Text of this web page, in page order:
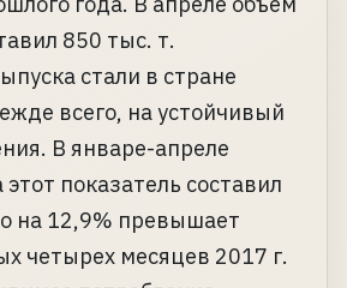
850 тыс. т.
стали в стране
всего, на устойчивый
В январе-апреле
показатель составил
на 12,9% превышает
четырех месяцев 2017 г.